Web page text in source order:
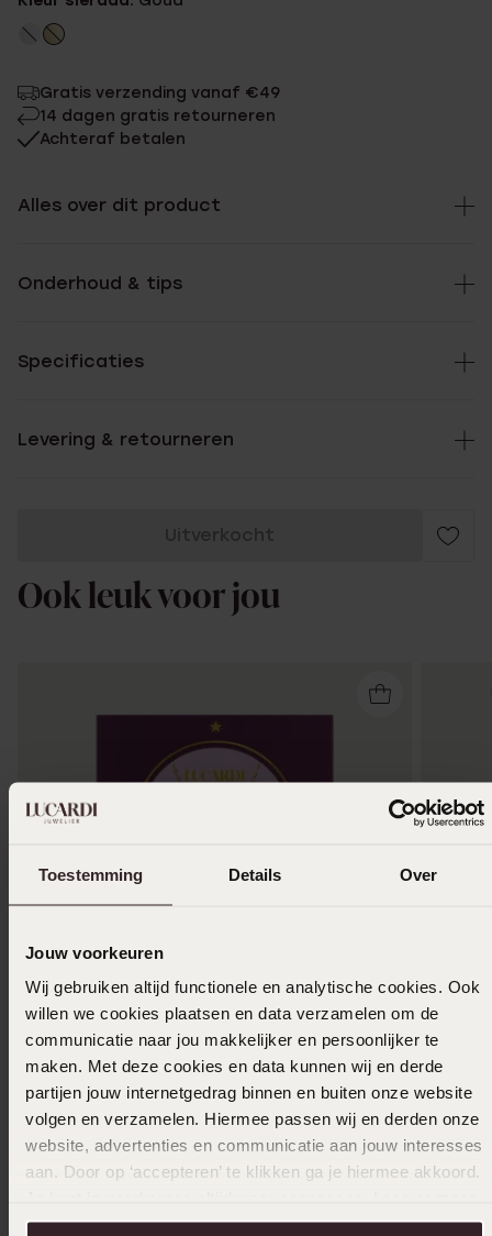
Toestemming Details Over
Jouw voorkeuren
Wij gebruiken altijd functionele en analytische cookies. Ook
willen we cookies plaatsen en data verzamelen om de
communicatie naar jou makkelijker en persoonlijker te
maken. Met deze cookies en data kunnen wij en derde
partijen jouw internetgedrag binnen en buiten onze website
volgen en verzamelen. Hiermee passen wij en derden onze
website, advertenties en communicatie aan jouw interesses
aan. Door op ‘accepteren’ te klikken ga je hiermee akkoord.
over in onscookiebeleid.
Gratis verzending vanaf €49
14 dagen gratis retourneren
Achteraf betalen
Alles over dit product
Onderhoud & tips
Specificaties
Levering & retourneren
Uitverkocht
Ook leuk voor jou
Stainless steel goldplating ketting met hanger
klaver
19.9910
Camille
39.99